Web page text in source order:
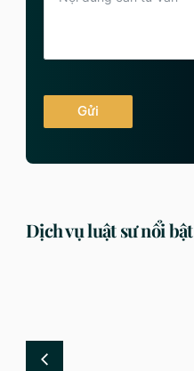
Gửi
Dịch vụ luật sư nổi bật